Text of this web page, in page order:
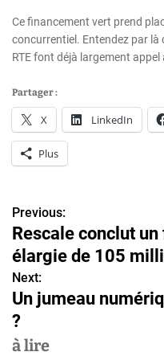
Ce financement vert prend
concurrentiel. Entendez par là
RTE font déjà largement
Partager :
X LinkedIn
Plus
N
a
v
i
g
Previous:
Rescale conclut
élargie de 105
Next:
Un jumeau
?
à lire